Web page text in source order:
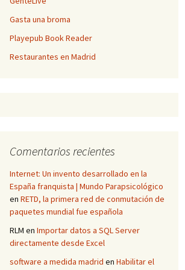
Gasta una broma
Playepub Book Reader
Restaurantes en Madrid
Comentarios recientes
Internet: Un invento desarrollado en la
España franquista | Mundo Parapsicológico
en RETD, la primera red de conmutación de
paquetes mundial fue española
RLM en Importar datos a SQL Server
directamente desde Excel
software a medida madrid en Habilitar el